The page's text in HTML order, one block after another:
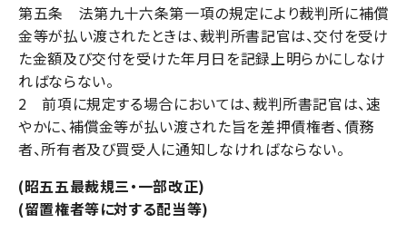
第五条 法第九十六条第一項の規定により裁判所に補償
金等が払い渡されたときは、裁判所書記官は、交付を受け
た金額及び交付を受けた年月日を記録上明らかにしなけ
ればならない。
2 前項に規定する場合においては、裁判所書記官は、速
やかに、補償金等が払い渡された旨を差押債権者、債務
者、所有者及び買受人に通知しなければならない。
(昭五五最裁規三・一部改正)
(留置権者等に対する配当等)